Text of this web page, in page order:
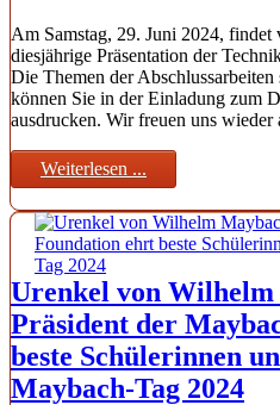
Am Samstag, 29. Juni 2024,
diesjährige Präsentation der
Die Themen der
können Sie in der Einladung zum
ausdrucken. Wir freuen uns wieder
Weiterlesen ...
Urenkel von Wilhelm
Präsident der
beste Schülerinnen
Maybach-Tag 2024